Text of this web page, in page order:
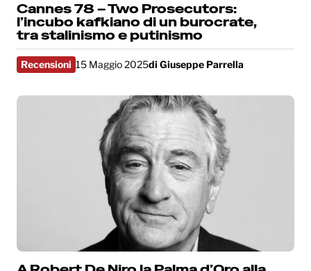
Cannes 78 – Two Prosecutors:
l’incubo kafkiano di un burocrate,
tra stalinismo e putinismo
Recensioni 15 Maggio 2025di Giuseppe Parrella